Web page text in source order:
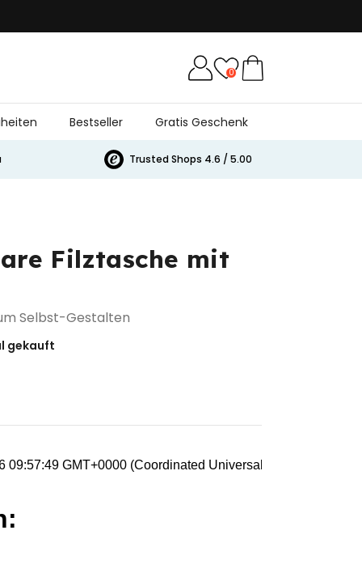
0
Bestseller Gratis Geschenk
Trusted Shops 4.6 / 5.00
Filztasche mit
Selbst-Gestalten
gekauft